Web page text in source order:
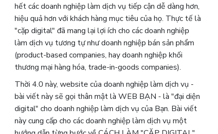
hết các doanh nghiệp làm dịch vụ tiếp cận dễ dàng hơn,
hiệu quả hơn với khách hàng mục tiêu của họ. Thực tế là
"cặp digital" đã mang lại lợi ích cho các doanh nghiệp
làm dịch vụ tương tự như doanh nghiệp bán sản phẩm
(product-based companies, hay doanh nghiệp khối
thương mại hàng hóa, trade-in-goods companies).
Thời 4.0 này, website của doanh nghiệp làm dịch vụ -
bài viết này sẽ gọi thân mật là WEB BẠN - là "đại diện
digital" cho doanh nghiệp làm dịch vụ của Bạn. Bài viết
này cung cấp cho các doanh nghiệp làm dịch vụ một